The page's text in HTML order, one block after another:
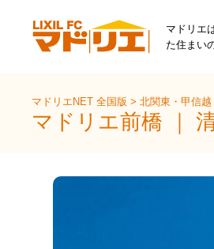
マドリエ
た住まい
マドリエNET 全国版>北関東・甲信
マドリエ前橋 ｜